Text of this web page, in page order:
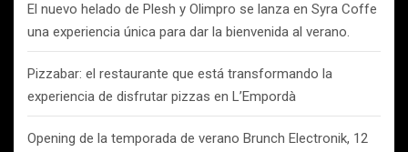
El nuevo helado de Plesh y Olimpro se lanza en Syra Coffe
una experiencia única para dar la bienvenida al verano.
Pizzabar: el restaurante que está transformando la
experiencia de disfrutar pizzas en L’Empordà
Opening de la temporada de verano Brunch Electronik, 12